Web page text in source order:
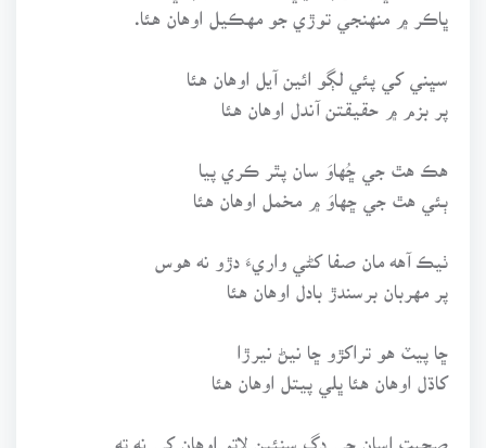
ڀاڪر ۾ منهنجي توڙي جو مهڪيل اوهان هئا.
سڀني کي پئي لڳو ائين آيل اوهان هئا
پر بزم ۾ حقيقتن آندل اوهان هئا
هڪ هٿ جي ڇُهاوَ سان پٿر ڪري پيا
ٻئي هٿ جي ڇهاوَ ۾ مخمل اوهان هئا
ٺيڪ آهه مان صفا کڻي واريءَ دڙو نه هوس
پر مهربان برسندڙ بادل اوهان هئا
ڇا پيٽ هو تراکڙو ڇا نيڻ نيرڙا
کاڌل اوهان هئا ڀلي پيتل اوهان هئا
صحبت اسان جي دڳ سنئين لاتو اوهان کي نه ته